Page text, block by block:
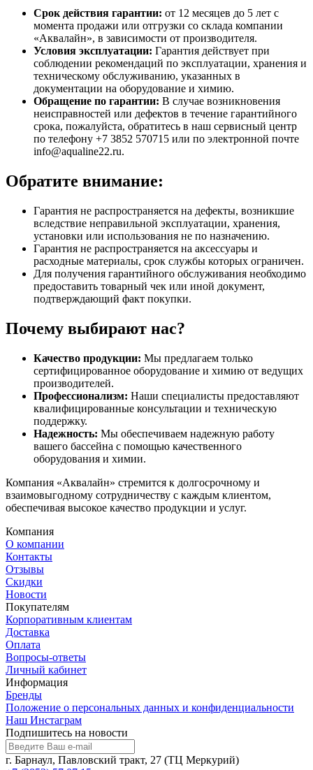
Срок действия гарантии: от 12 месяцев до 5 лет с
момента продажи или отгрузки со склада компании
«Аквалайн», в зависимости от производителя.
Условия эксплуатации: Гарантия действует при
соблюдении рекомендаций по эксплуатации, хранения и
техническому обслуживанию, указанных в
документации на оборудование и химию.
Обращение по гарантии: В случае возникновения
неисправностей или дефектов в течение гарантийного
срока, пожалуйста, обратитесь в наш сервисный центр
по телефону +7 3852 570715 или по электронной почте
info@aqualine22.ru.
Обратите внимание:
Гарантия не распространяется на дефекты, возникшие
вследствие неправильной эксплуатации, хранения,
установки или использования не по назначению.
Гарантия не распространяется на аксессуары и
расходные материалы, срок службы которых ограничен.
Для получения гарантийного обслуживания необходимо
предоставить товарный чек или иной документ,
подтверждающий факт покупки.
Почему выбирают нас?
Качество продукции: Мы предлагаем только
сертифицированное оборудование и химию от ведущих
производителей.
Профессионализм: Наши специалисты предоставляют
квалифицированные консультации и техническую
поддержку.
Надежность: Мы обеспечиваем надежную работу
вашего бассейна с помощью качественного
оборудования и химии.
Компания «Аквалайн» стремится к долгосрочному и
взаимовыгодному сотрудничеству с каждым клиентом,
обеспечивая высокое качество продукции и услуг.
Компания
О компании
Контакты
Отзывы
Скидки
Новости
Покупателям
Корпоративным клиентам
Доставка
Оплата
Вопросы-ответы
Личный кабинет
Информация
Бренды
Положение о персональных данных и конфиденциальности
Наш Инстаграм
Подпишитесь на новости
г. Барнаул, Павловский тракт, 27 (ТЦ Меркурий)